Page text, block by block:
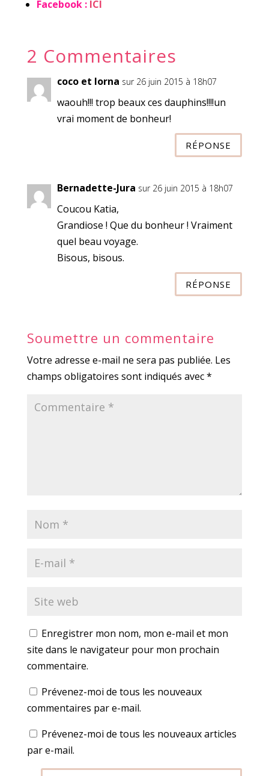
Facebook : ICI
2 Commentaires
coco et lorna sur 26 juin 2015 à 18h07
waouh!!! trop beaux ces dauphins!!!!un
vrai moment de bonheur!
RÉPONSE
Bernadette-Jura sur 26 juin 2015 à 18h07
Coucou Katia,
Grandiose ! Que du bonheur ! Vraiment
quel beau voyage.
Bisous, bisous.
RÉPONSE
Soumettre un commentaire
Votre adresse e-mail ne sera pas publiée. Les
champs obligatoires sont indiqués avec*
Enregistrer mon nom, mon e-mail et mon
site dans le navigateur pour mon prochain
commentaire.
Prévenez-moi de tous les nouveaux
commentaires par e-mail.
Prévenez-moi de tous les nouveaux articles
par e-mail.